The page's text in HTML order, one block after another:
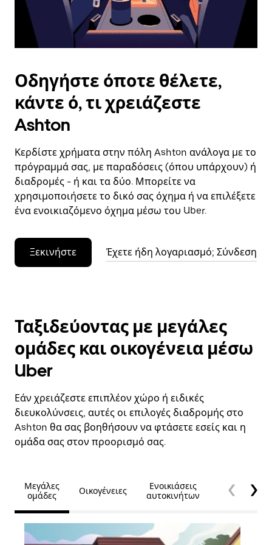
ημερολόγιο.
Οδηγήστε όποτε θέλετε,
κάντε ό, τι χρειάζεστε
Ashton
Κερδίστε χρήματα στην πόλη Ashton ανάλογα με το
πρόγραμμά σας, με παραδόσεις (όπου υπάρχουν) ή
διαδρομές - ή και τα δύο. Μπορείτε να
χρησιμοποιήσετε το δικό σας όχημα ή να επιλέξετε
ένα ενοικιαζόμενο όχημα μέσω του Uber.
Ξεκινήστε Έχετε ήδη λογαριασμό; Σύνδεση
Ταξιδεύοντας με μεγάλες
ομάδες και οικογένεια μέσω
Uber
Εάν χρειάζεστε επιπλέον χώρο ή ειδικές
διευκολύνσεις, αυτές οι επιλογές διαδρομής στο
Ashton θα σας βοηθήσουν να φτάσετε εσείς και η
ομάδα σας στον προορισμό σας.
Μεγάλες
ομάδες
Οικογένειες
Ενοικιάσεις
αυτοκινήτων